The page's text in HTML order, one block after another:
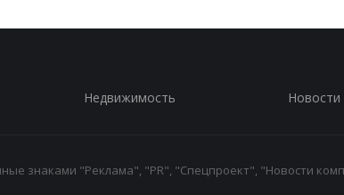
Недвижимость Новости
знаками "Реклама", "PR", "Спецпроект", "Новости